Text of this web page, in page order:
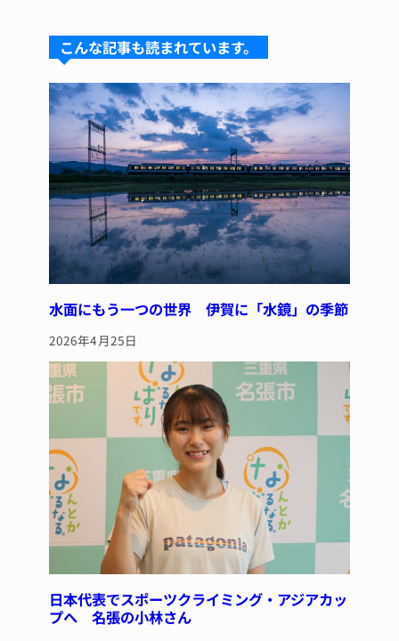
s
k
y
a
d
s
e
b
o
o
k
re
st
こんな記事も読まれています。
水面にもう一つの世界 伊賀に「水鏡」の季節
2026年4月25日
日本代表でスポーツクライミング・アジアカッ
プへ 名張の小林さん